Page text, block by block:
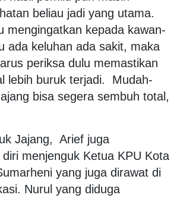
beliau jadi yang utama.
mengingatkan kepada kawan-
ada keluhan ada sakit, maka
periksa dulu memastikan
lebih buruk terjadi. Mudah-
bisa segera sembuh total,
Jajang, Arief juga
menjenguk Ketua KPU Kota
yang juga dirawat di
Nurul yang diduga